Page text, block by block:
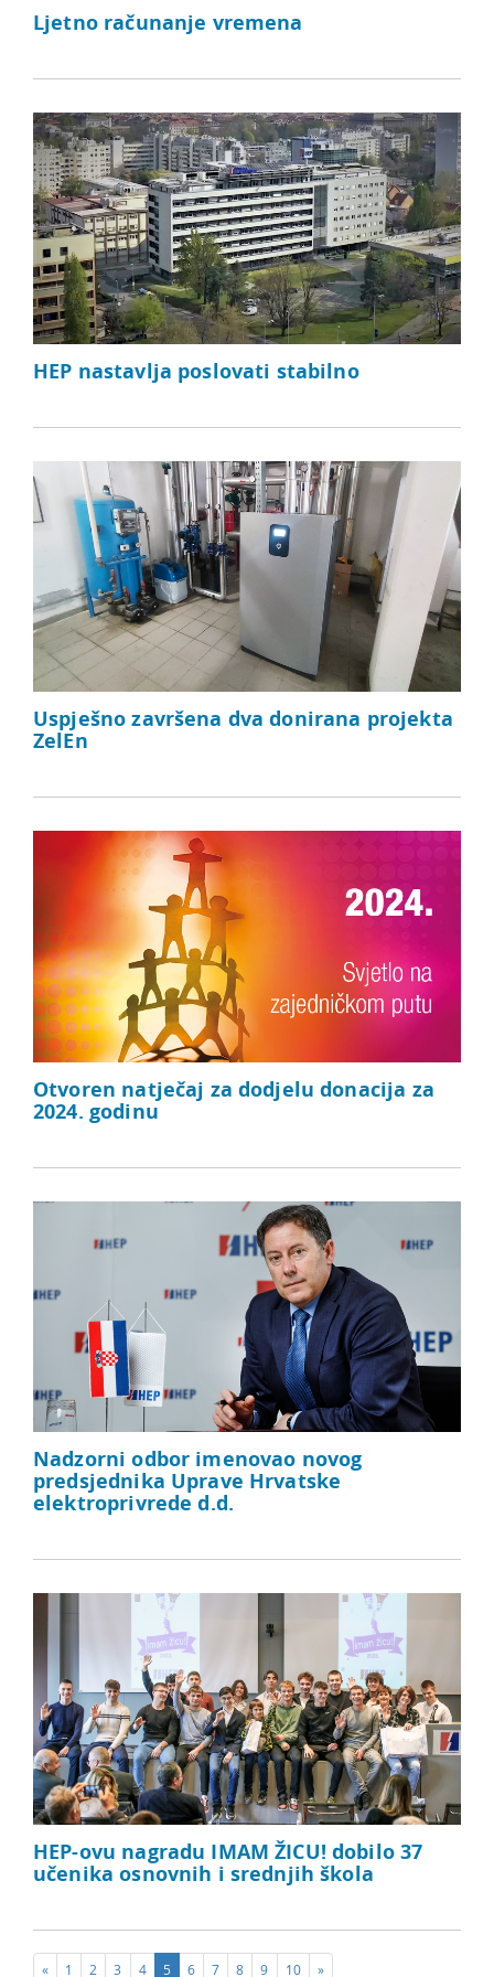
Ljetno računanje vremena
HEP nastavlja poslovati stabilno
Uspješno završena dva donirana projekta
ZelEn
Otvoren natječaj za dodjelu donacija za
2024. godinu
Nadzorni odbor imenovao novog
predsjednika Uprave Hrvatske
elektroprivrede d.d.
HEP-ovu nagradu IMAM ŽICU! dobilo 37
učenika osnovnih i srednjih škola
« 1 2 3 4 5 6 7 8 9 10 »